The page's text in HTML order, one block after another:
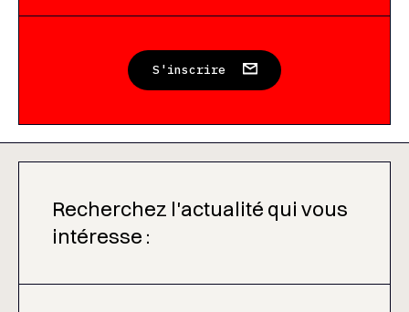
S'inscrire
Recherchez l'actualité qui vous
intéresse :